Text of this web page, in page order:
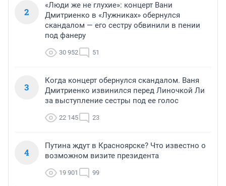
2
«Люди же не глухие»: концерт Вани
Дмитриенко в «Лужниках» обернулся
скандалом — его сестру обвинили в пении
под фанеру
30 952 51
3
Когда концерт обернулся скандалом. Ваня
Дмитриенко извинился перед Линочкой Ли
за выступление сестры под ее голос
22 145 23
4
Путина ждут в Красноярске? Что известно о
возможном визите президента
19 901 99